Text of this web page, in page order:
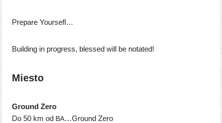
Prepare Yoursefl…
Building in prog­ress, bles­sed will be notated!
Miesto
Ground Zero
Do 50 km od BA…Ground Zero